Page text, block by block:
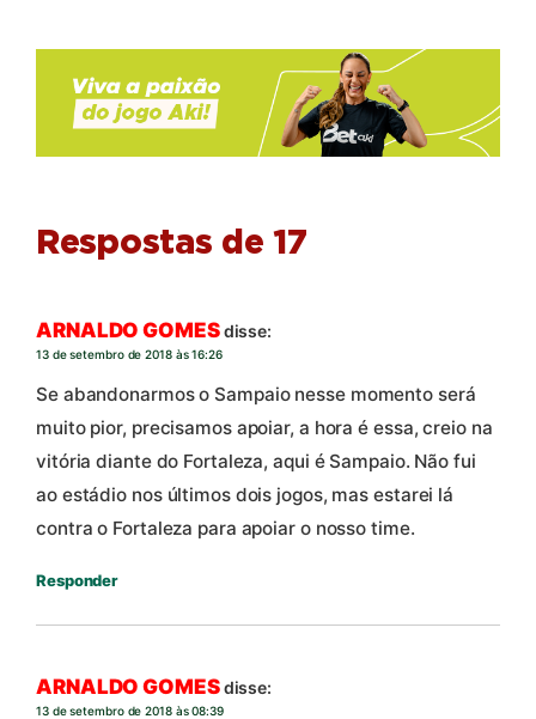
Respostas de 17
ARNALDO GOMESdisse:
13 de setembro de 2018 às 16:26
Se abandonarmos o Sampaio nesse momento será
muito pior, precisamos apoiar, a hora é essa, creio na
vitória diante do Fortaleza, aqui é Sampaio. Não fui
ao estádio nos últimos dois jogos, mas estarei lá
contra o Fortaleza para apoiar o nosso time.
Responder
ARNALDO GOMESdisse:
13 de setembro de 2018 às 08:39